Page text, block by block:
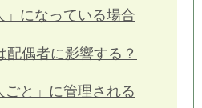
になっている場合
配偶者に影響する？
と」に管理される